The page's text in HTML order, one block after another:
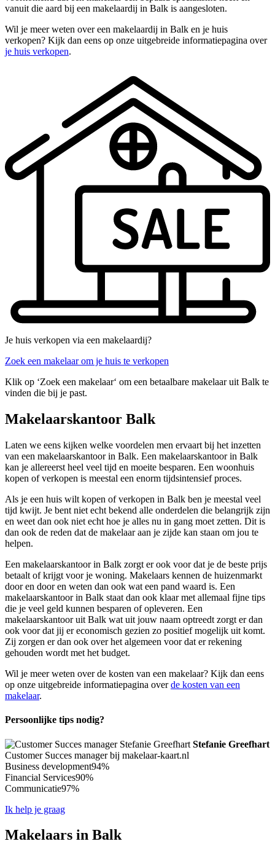
vanuit die aard bij een makelaardij in Balk is aangesloten.
Wil je meer weten over een makelaardij in Balk en je huis
verkopen? Kijk dan eens op onze uitgebreide informatiepagina over
je huis verkopen.
Je huis verkopen via een makelaardij?
Zoek een makelaar om je huis te verkopen
Klik op ‘Zoek een makelaar‘ om een betaalbare makelaar uit Balk te
vinden die bij je past.
Makelaarskantoor Balk
Laten we eens kijken welke voordelen men ervaart bij het inzetten
van een makelaarskantoor in Balk. Een makelaarskantoor in Balk
kan je allereerst heel veel tijd en moeite besparen. Een woonhuis
kopen of verkopen is meestal een enorm tijdsintensief proces.
Als je een huis wilt kopen of verkopen in Balk ben je meestal veel
tijd kwijt. Je bent niet echt bekend alle onderdelen die belangrijk zijn
en weet dan ook niet echt hoe je alles nu in gang moet zetten. Dit is
dan ook de reden dat de makelaar aan je zijde kan staan om jou te
helpen.
Een makelaarskantoor in Balk zorgt er ook voor dat je de beste prijs
betaalt of krijgt voor je woning. Makelaars kennen de huizenmarkt
door en door en weten dan ook wat een pand waard is. Een
makelaarskantoor in Balk staat dan ook klaar met allemaal fijne tips
die je veel geld kunnen besparen of opleveren. Een
makelaarskantoor uit Balk wat uit jouw naam optreedt zorgt er dan
ook voor dat jij er economisch gezien zo positief mogelijk uit komt.
Zij zorgen er dan ook over het algemeen voor dat er rekening
gehouden wordt met het budget.
Wil je meer weten over de kosten van een makelaar? Kijk dan eens
op onze uitgebreide informatiepagina overde kosten van een
makelaar.
Persoonlijke tips nodig?
Stefanie Greefhart
Customer Succes manager bij makelaar-kaart.nl
Business development94%
Financial Services90%
Communicatie97%
Ik help je graag
Makelaars in Balk